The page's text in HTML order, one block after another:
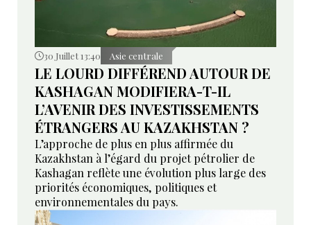
30 Juillet 13:40 Asie centrale
LE LOURD DIFFÉREND AUTOUR DE
KASHAGAN MODIFIERA-T-IL
L’AVENIR DES INVESTISSEMENTS
ÉTRANGERS AU KAZAKHSTAN ?
L’approche de plus en plus affirmée du
Kazakhstan à l’égard du projet pétrolier de
Kashagan reflète une évolution plus large des
priorités économiques, politiques et
environnementales du pays.